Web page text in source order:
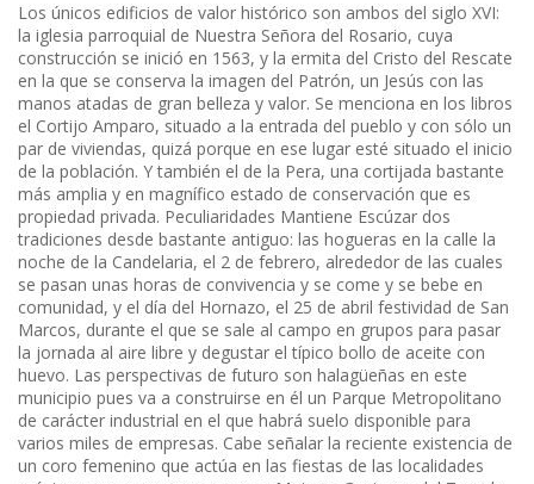
Los únicos edificios de valor histórico son ambos del siglo XVI:
la iglesia parroquial de Nuestra Señora del Rosario, cuya
construcción se inició en 1563, y la ermita del Cristo del Rescate
en la que se conserva la imagen del Patrón, un Jesús con las
manos atadas de gran belleza y valor. Se menciona en los libros
el Cortijo Amparo, situado a la entrada del pueblo y con sólo un
par de viviendas, quizá porque en ese lugar esté situado el inicio
de la población. Y también el de la Pera, una cortijada bastante
más amplia y en magnífico estado de conservación que es
propiedad privada. Peculiaridades Mantiene Escúzar dos
tradiciones desde bastante antiguo: las hogueras en la calle la
noche de la Candelaria, el 2 de febrero, alrededor de las cuales
se pasan unas horas de convivencia y se come y se bebe en
comunidad, y el día del Hornazo, el 25 de abril festividad de San
Marcos, durante el que se sale al campo en grupos para pasar
la jornada al aire libre y degustar el típico bollo de aceite con
huevo. Las perspectivas de futuro son halagüeñas en este
municipio pues va a construirse en él un Parque Metropolitano
de carácter industrial en el que habrá suelo disponible para
varios miles de empresas. Cabe señalar la reciente existencia de
un coro femenino que actúa en las fiestas de las localidades